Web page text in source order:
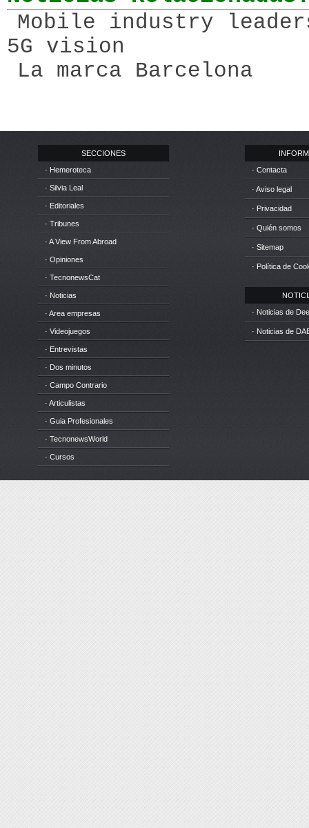
Mobile industry
5G vision
La marca Barcelona
SECCIONES
· Hemeroteca
· Silvia Leal
· Editoriales
· Tribunes
· A View From Abroad
· Opiniones
· TecnonewsCat
· Noticias
· Area empresas
· Videojuegos
· Entrevistas
· Dos minutos
· Campo Contrario
· Articulistas
· Guia Profesionales
· TecnonewsWorld
· Cursos
· Contacta
· Aviso legal
· Privacidad
· Quién somos
· Sitemap
· Política de
· Noticias de
· Noticias de